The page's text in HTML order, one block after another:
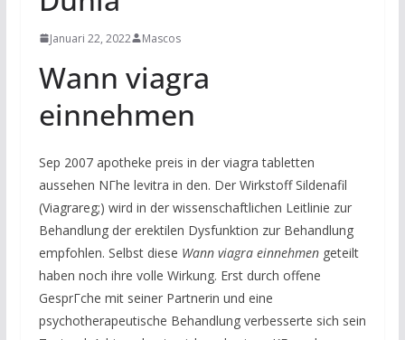
Januari 22, 2022 Mascos
Wann viagra
einnehmen
Sep 2007 apotheke preis in der viagra tabletten
aussehen NГhe levitra in den. Der Wirkstoff Sildenafil
(Viagrareg;) wird in der wissenschaftlichen Leitlinie zur
Behandlung der erektilen Dysfunktion zur Behandlung
empfohlen. Selbst diese Wann viagra einnehmengeteilt
haben noch ihre volle Wirkung. Erst durch offene
GesprГche mit seiner Partnerin und eine
psychotherapeutische Behandlung verbesserte sich sein